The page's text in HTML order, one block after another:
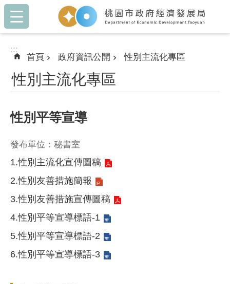
跳到主要內容區塊
:::
:::
首頁 政府資訊公開 性別主流化專區
性別主流化專區
性別平等宣導
發布單位：秘書室
1.性別主流化宣傳圖稿
2.性別友善措施簡報
3.性別友善措施宣傳圖稿
4.性別平等宣導標語-1
5.性別平等宣導標語-2
6.性別平等宣導標語-3